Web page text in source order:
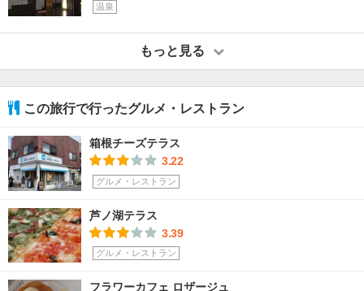
温泉
もっと見る
この旅行で行ったグルメ・レストラン
箱根チーズテラス
3.22
グルメ・レストラン
芦ノ湖テラス
3.39
グルメ・レストラン
フラワーカフェ ロザージュ